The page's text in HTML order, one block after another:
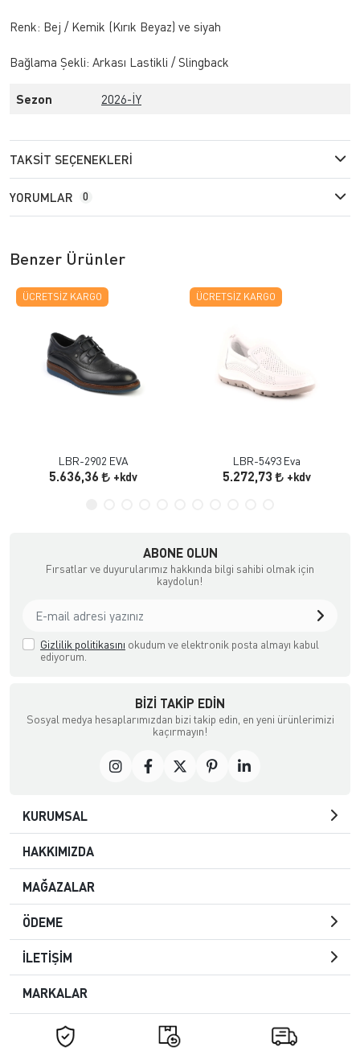
Renk: Bej / Kemik (Kırık Beyaz) ve siyah
Bağlama Şekli: Arkası Lastikli / Slingback
Sezon 2026-İY
TAKSIT SEÇENEKLERI
YORUMLAR 0
Benzer Ürünler
ÜCRETSIZ KARGO
LBR-2902 EVA
5.636,36 +kdv
ÜCRETSIZ KARGO
LBR-5493 Eva
5.272,73 +kdv
ABONE OLUN
Fırsatlar ve duyurularımız hakkında bilgi sahibi olmak için
kaydolun!
Gizlilik politikasını okudum ve elektronik posta almayı kabul
ediyorum.
BIZI TAKIP EDIN
Sosyal medya hesaplarımızdan bizi takip edin, en yeni ürünlerimizi
kaçırmayın!
KURUMSAL
HAKKIMIZDA
MAĞAZALAR
ÖDEME
İLETİŞİM
MARKALAR